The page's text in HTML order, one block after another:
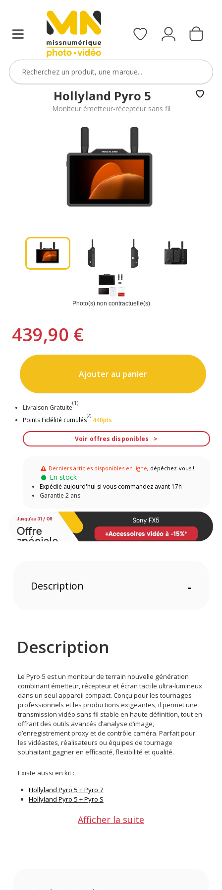
avec
FXVIDEO15
VOIR L'OFFREHollyland Pyro 5
Moniteur émetteur-récepteur sans fil
Photo(s) non contractuelle(s)
439,90 €
Ajouter au panier
Livraison Gratuite
(1)
Points Fidélité cumulés
(2)
440pts
Voir offres disponibles
Derniers articles disponibles en ligne, dépêchez-vous !
En stock
Expédié aujourd'hui si vous commandez avant 17h
Garantie 2 ans
Description -
Description
Le Pyro 5 est un moniteur de terrain nouvelle génération
combinant émetteur, récepteur et écran tactile ultra-lumineux
dans un seul appareil compact. Conçu pour les tournages
professionnels et les productions exigeantes, il permet une
transmission vidéo sans fil stable en haute définition, tout en
offrant des outils avancés d’analyse d’image,
d’enregistrement proxy et de contrôle caméra. Parfait pour
les vidéastes, réalisateurs ou équipes de tournage
souhaitant gagner en efficacité, flexibilité et qualité.
Existe aussi en kit :
Hollyland Pyro 5 + Pyro 7
Hollyland Pyro 5 + Pyro S
Points forts du Moniteur émetteur-récepteur sans fil
Afficher la suite